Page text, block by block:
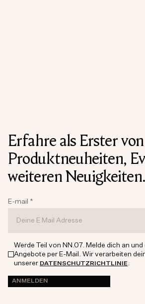
Erfahre als Erster von
Produktneuheiten,
weiteren Neuigkeiten.
E-mail *
Werde Teil von NN.07. Melde dich an
Angebote per E-Mail. Wir verarbeiten
unserer DATENSCHUTZRICHTLINIE.
ANMELDEN